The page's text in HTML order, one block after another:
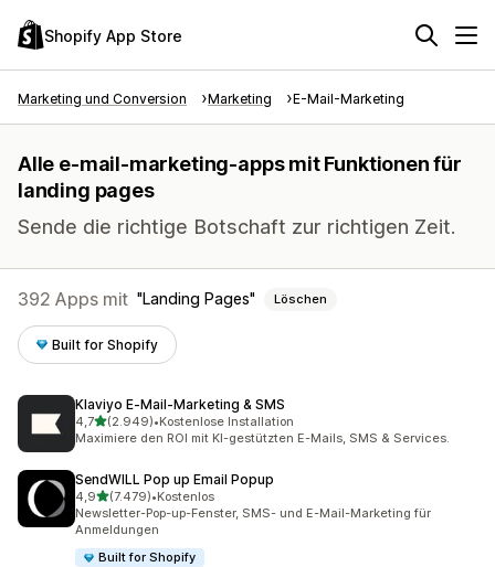
Shopify App Store
Marketing und Conversion Marketing E-Mail-Marketing
Alle e-mail-marketing-apps mit Funktionen für
landing pages
Sende die richtige Botschaft zur richtigen Zeit.
392 Apps mit Landing Pages Löschen
Built for Shopify
Klaviyo E‑Mail‑Marketing & SMS
4,7von 5 Sternen
(2.949)
2949 Rezensionen insgesamt
•Kostenlose Installation
Maximiere den ROI mit KI-gestützten E-Mails, SMS & Services.
SendWILL Pop up Email Popup
4,9von 5 Sternen
(7.479)
7479 Rezensionen insgesamt
•Kostenlos
Newsletter-Pop-up-Fenster, SMS- und E-Mail-Marketing für
Anmeldungen
Built for Shopify